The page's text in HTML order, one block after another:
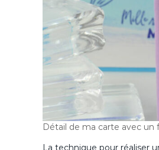
Détail de ma carte avec un
La technique pour réaliser